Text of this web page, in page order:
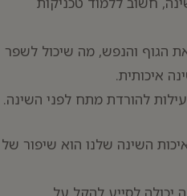
הגוף והנפש, מה שיכול לשפר
איכותית.
להורדת מתח לפני השינה.
השינה שלנו הוא שיפור של
יכולה לסייע להקל על